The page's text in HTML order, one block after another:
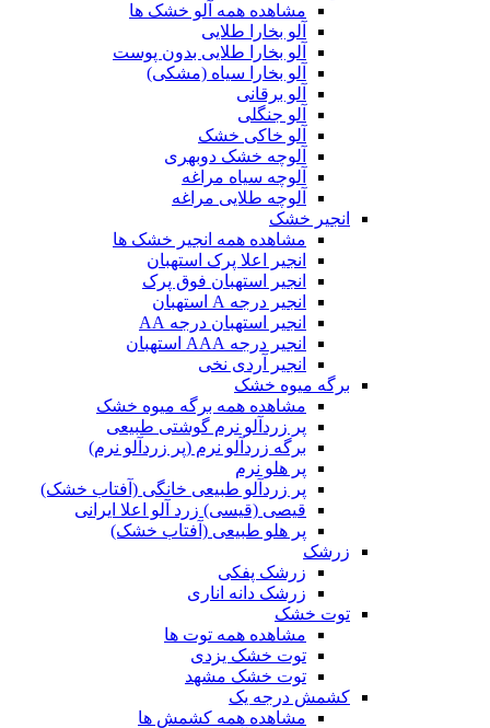
مشاهده همه آلو خشک ها
آلو بخارا طلایی
آلو بخارا طلایی بدون پوست
آلو بخارا سیاه (مشکی)
آلو برقانی
آلو جنگلی
آلو خاکی خشک
آلوچه خشک دوبهری
آلوچه سیاه مراغه
آلوچه طلایی مراغه
انجیر خشک
مشاهده همه انجیر خشک ها
انجیر اعلا پرک استهبان
انجیر استهبان فوق پرک
انجیر درجه A استهبان
انجیر استهبان درجه AA
انجیر درجه AAA استهبان
انجیر آردی نخی
برگه میوه خشک
مشاهده همه برگه میوه خشک
پر زردآلو نرم گوشتی طبیعی
برگه زردآلو نرم (پر زردآلو نرم)
پر هلو نرم
پر زردآلو طبیعی خانگی (آفتاب خشک)
قیصی (قیسی) زرد آلو اعلا ایرانی
پر هلو طبیعی (آفتاب خشک)
زرشک
زرشک پفکی
زرشک دانه اناری
توت خشک
مشاهده همه توت ها
توت خشک یزدی
توت خشک مشهد
کشمش درجه یک
مشاهده همه کشمش ها